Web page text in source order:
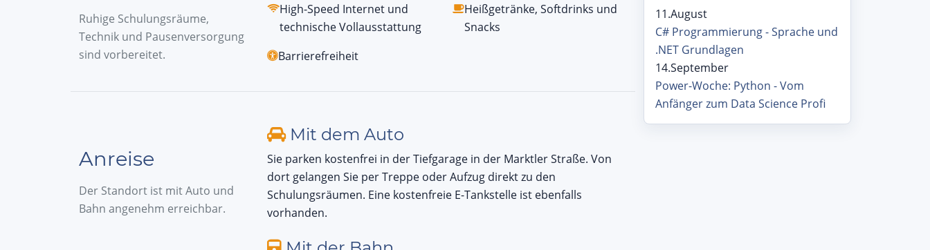
Ruhige Schulungsräume,
Technik und Pausenversorgung
sind vorbereitet.
High-Speed Internet und
technische Vollausstattung
Heißgetränke, Softdrinks und
Snacks
Barrierefreiheit
Anreise
Der Standort ist mit Auto und
Bahn angenehm erreichbar.
Mit dem Auto
Sie parken kostenfrei in der Tiefgarage in der Marktler Straße. Von
dort gelangen Sie per Treppe oder Aufzug direkt zu den
Schulungsräumen. Eine kostenfreie E-Tankstelle ist ebenfalls
vorhanden.
11.August
C# Programmierung - Sprache und
.NET Grundlagen
14.September
Power-Woche: Python - Vom
Anfänger zum Data Science Profi